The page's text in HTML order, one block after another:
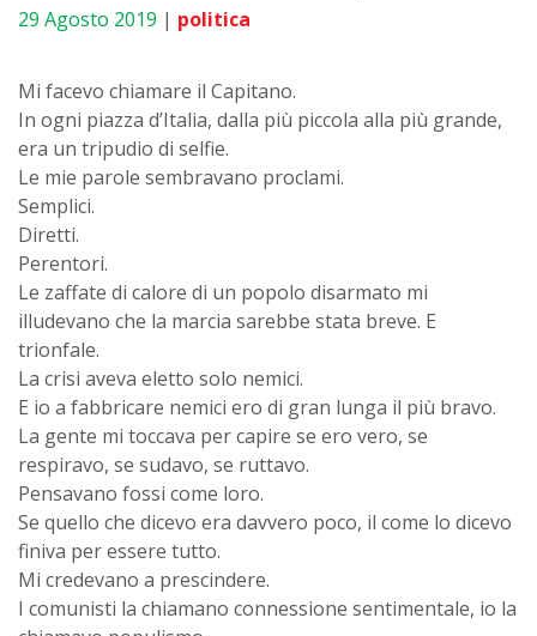
29 Agosto 2019 | politica
Mi facevo chiamare il Capitano.
In ogni piazza d’Italia, dalla più piccola alla più grande,
era un tripudio di selfie.
Le mie parole sembravano proclami.
Semplici.
Diretti.
Perentori.
Le zaffate di calore di un popolo disarmato mi
illudevano che la marcia sarebbe stata breve. E
trionfale.
La crisi aveva eletto solo nemici.
E io a fabbricare nemici ero di gran lunga il più bravo.
La gente mi toccava per capire se ero vero, se
respiravo, se sudavo, se ruttavo.
Pensavano fossi come loro.
Se quello che dicevo era davvero poco, il come lo dicevo
finiva per essere tutto.
Mi credevano a prescindere.
I comunisti la chiamano connessione sentimentale, io la